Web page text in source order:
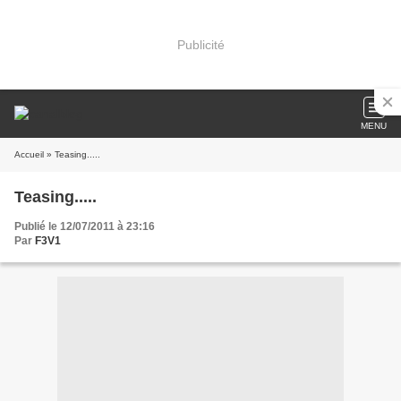
Publicité
MENU
Accueil » Teasing.....
Teasing.....
Publié le 12/07/2011 à 23:16
Par F3V1